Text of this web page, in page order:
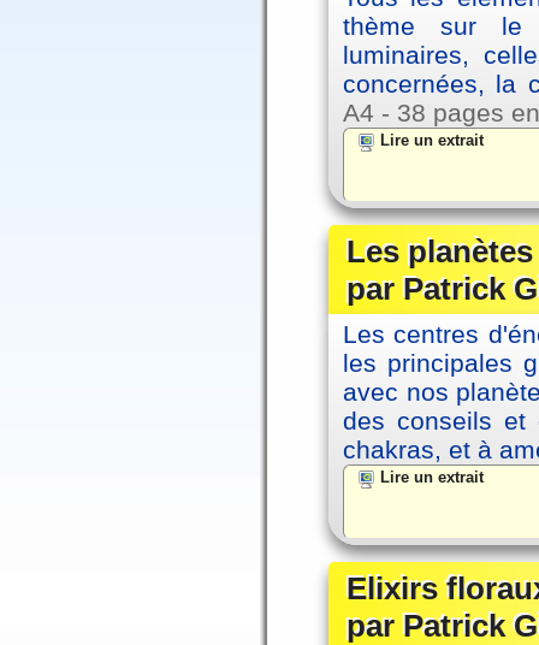
thème sur le
luminaires,
concernées, la
A4 - 38 pages
Lire un extrait
Les
par Patrick
Les centres
les principales
avec nos
des conseils et
chakras, et à
Lire un extrait
Elixirs
par Patrick